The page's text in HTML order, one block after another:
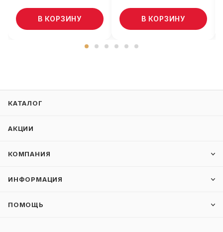
В КОРЗИНУ В КОРЗИНУ
КАТАЛОГ
АКЦИИ
КОМПАНИЯ
ИНФОРМАЦИЯ
ПОМОЩЬ